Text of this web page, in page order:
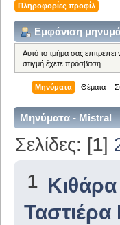
Πληροφορίες προφίλ
Εμφάνιση
Αυτό το τμήμα σας
στιγμή έχετε πρόσβαση.
Μηνύματα Θέματα
Μηνύματα - Mistral
Σελίδες: [1]
1